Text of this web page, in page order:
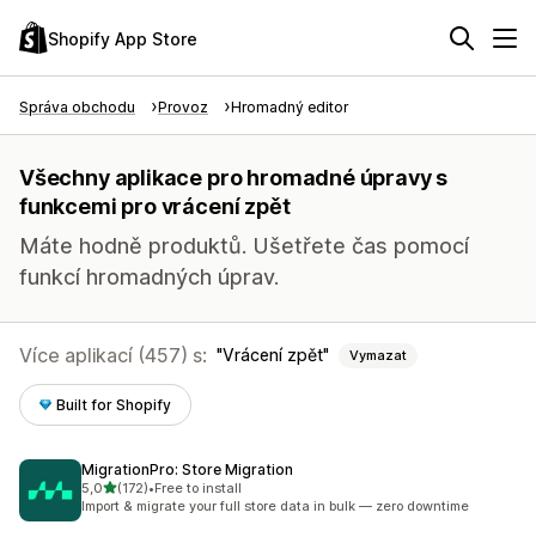
Shopify App Store
Správa obchodu Provoz Hromadný editor
Všechny aplikace pro hromadné úpravy s
funkcemi pro vrácení zpět
Máte hodně produktů. Ušetřete čas pomocí
funkcí hromadných úprav.
Více aplikací (457) s: Vrácení zpět Vymazat
Built for Shopify
MigrationPro: Store Migration
5,0z 5 hvězd
(172)
Celkový počet recenzí: 172
•Free to install
Import & migrate your full store data in bulk — zero downtime